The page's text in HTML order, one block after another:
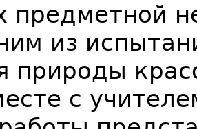
предметной
из
природы
с